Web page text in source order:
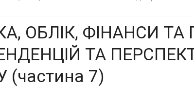
ОБЛІК, ФІНАНСИ ТА
ТА
(частина 7)